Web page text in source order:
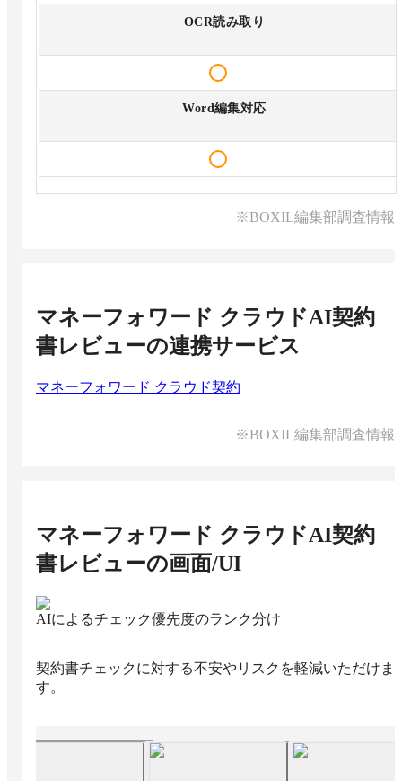
OCR読み取り
Word編集対応
※BOXIL編集部調査情報
マネーフォワード クラウドAI契約
書レビューの連携サービス
マネーフォワード クラウド契約
※BOXIL編集部調査情報
マネーフォワード クラウドAI契約
書レビューの画面/UI
AIによるチェック優先度のランク分け
契約書チェックに対する不安やリスクを軽減いただけま
す。